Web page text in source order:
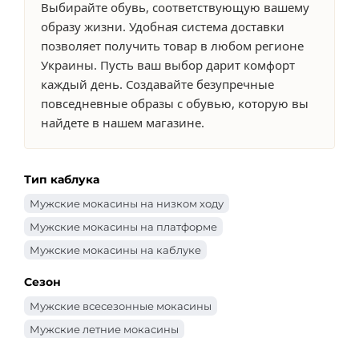
Выбирайте обувь, соответствующую вашему
образу жизни. Удобная система доставки
позволяет получить товар в любом регионе
Украины. Пусть ваш выбор дарит комфорт
каждый день. Создавайте безупречные
повседневные образы с обувью, которую вы
найдете в нашем магазине.
Тип каблука
Мужские мокасины на низком ходу
Мужские мокасины на платформе
Мужские мокасины на каблуке
Сезон
Мужские всесезонные мокасины
Мужские летние мокасины